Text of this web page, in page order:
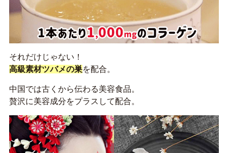
それだけじゃない！
高級素材ツバメの巣を配合。
中国では古くから伝わる美容食品。
贅沢に美容成分をプラスして配合。